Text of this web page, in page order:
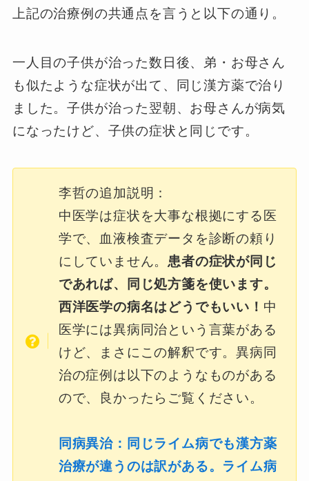
上記の治療例の共通点を言うと以下の通り。
一人目の子供が治った数日後、弟・お母さん
も似たような症状が出て、同じ漢方薬で治り
ました。子供が治った翌朝、お母さんが病気
になったけど、子供の症状と同じです。
李哲の追加説明：
中医学は症状を大事な根拠にする医
学で、血液検査データを診断の頼り
にしていません。 患者の症状が同じ
であれば、同じ処方箋を使います。
西洋医学の病名はどうでもいい！ 中
医学には異病同治という言葉がある
けど、まさにこの解釈です。異病同
治の症例は以下のようなものがある
ので、良かったらご覧ください。
同病異治：同じライム病でも漢方薬
治療が違うのは訳がある。ライム病